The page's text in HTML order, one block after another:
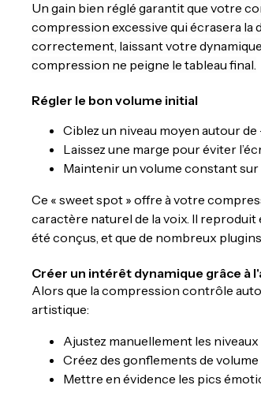
Un gain bien réglé garantit que votre
compression excessive qui écrasera la
correctement, laissant votre
compression ne peigne le tableau final.
Régler le bon volume initial
Ciblez un niveau moyen autour de
Laissez une marge pour éviter
Maintenir un volume constant
Ce « sweet spot » offre à votre
caractère naturel de la voix. Il
été conçus, et que de nombreux
Créer un intérêt dynamique grâce à
Alors que la compression contrôle
artistique:
Ajustez manuellement les
Créez des gonflements de
Mettre en évidence les pics